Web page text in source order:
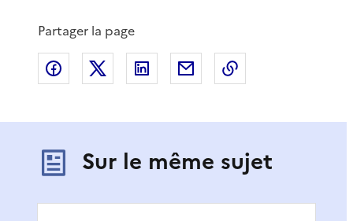
Partager la page
Partager sur Facebook
Partager sur XPartager sur LinkedIn
Partager par email
Sur le même sujet